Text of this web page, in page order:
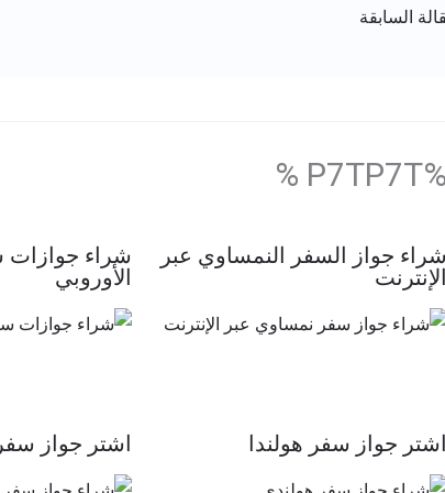
السابقة
%P7TP7T %
شراء جواز السفر النمساوي عبر
الإنترنت
شراء جوازات
الأوروبي
اشتر جواز سفر هولندا اشتر جواز